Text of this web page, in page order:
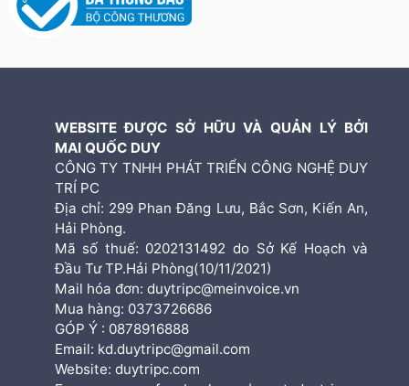
WEBSITE ĐƯỢC SỞ HỮU VÀ QUẢN LÝ BỞI
MAI QUỐC DUY
CÔNG TY TNHH PHÁT TRIỂN CÔNG NGHỆ DUY
TRÍ PC
Địa chỉ: 299 Phan Đăng Lưu, Bắc Sơn, Kiến An,
Hải Phòng.
Mã số thuế: 0202131492 do Sở Kế Hoạch và
Đầu Tư TP.Hải Phòng(10/11/2021)
Mail hóa đơn: duytripc@meinvoice.vn
Mua hàng: 0373726686
GÓP Ý : 0878916888
Email: kd.duytripc@gmail.com
Website: duytripc.com